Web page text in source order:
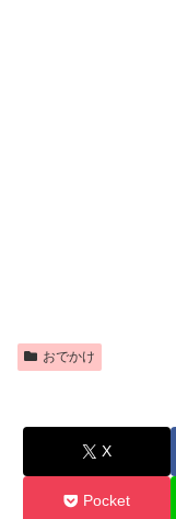
おでかけ
X
Pocket